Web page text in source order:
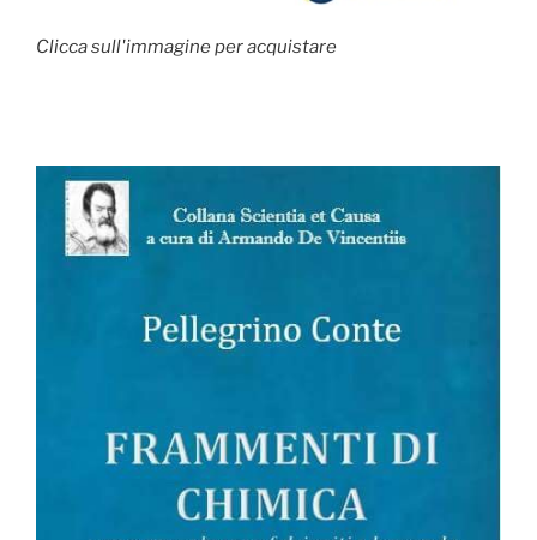
Clicca sull'immagine per acquistare